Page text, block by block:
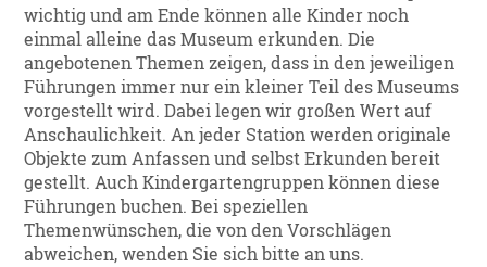
wichtig und am Ende können alle Kinder noch
einmal alleine das Museum erkunden. Die
angebotenen Themen zeigen, dass in den jeweiligen
Führungen immer nur ein kleiner Teil des Museums
vorgestellt wird. Dabei legen wir großen Wert auf
Anschaulichkeit. An jeder Station werden originale
Objekte zum Anfassen und selbst Erkunden bereit
gestellt. Auch Kindergartengruppen können diese
Führungen buchen. Bei speziellen
Themenwünschen, die von den Vorschlägen
abweichen, wenden Sie sich bitte an uns.